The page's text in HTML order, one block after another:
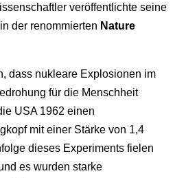
veröffentlichte seine
der renommierten Nature
dass nukleare Explosionen im
für die Menschheit
USA 1962 einen
mit einer Stärke von 1,4
dieses Experiments fielen
es wurden starke